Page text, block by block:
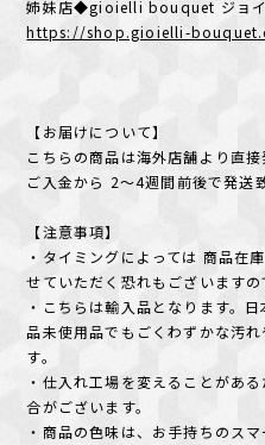
姉妹店◆gioielli bouquet ジョイ
https://shop.gioielli-
【お届けについて】
こちらの商品は海外店舗より直接
ご入金から 2〜4週間前後で発送
【注意事項】
・タイミングによっては 商品在
せていただく恐れもございますの
・こちらは輸入品となります。
品未使用品でもごくわずかな汚
す。
・仕入れ工場を変えることがあ
合がございます。
・商品の色味は、お手持ちのス